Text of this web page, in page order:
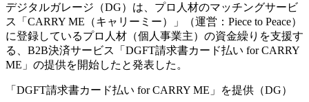
デジタルガレージ（DG）は、プロ人材のマッチングサービ
ス「CARRY ME（キャリーミー）」（運営：Piece to Peace）
に登録しているプロ人材（個人事業主）の資金繰りを支援す
る、B2B決済サービス「DGFT請求書カード払い for CARRY
ME」の提供を開始したと発表した。
「DGFT請求書カード払い for CARRY ME」を提供（DG）